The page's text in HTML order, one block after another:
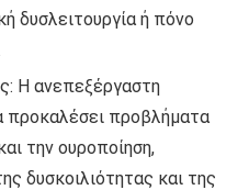
δυσλειτουργία ή πόνο
Η ανεπεξέργαστη
προκαλέσει προβλήματα
την ουροποίηση,
δυσκοιλιότητας και της